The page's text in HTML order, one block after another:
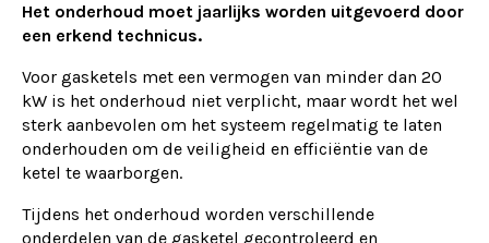
Het onderhoud moet jaarlijks worden uitgevoerd door
een erkend technicus.
Voor gasketels met een vermogen van minder dan 20
kW is het onderhoud niet verplicht, maar wordt het wel
sterk aanbevolen om het systeem regelmatig te laten
onderhouden om de veiligheid en efficiëntie van de
ketel te waarborgen.
Tijdens het onderhoud worden verschillende
onderdelen van de gasketel gecontroleerd en